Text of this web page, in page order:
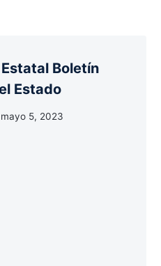
Boletín
Estado
mayo 5, 2023